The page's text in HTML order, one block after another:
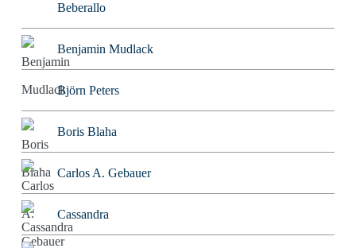
Beberallo
Benjamin Mudlack
Björn Peters
Boris Blaha
Carlos A. Gebauer
Cassandra